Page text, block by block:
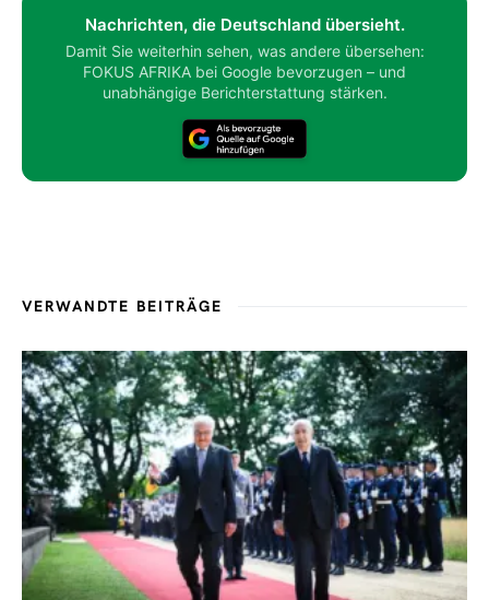
Nachrichten, die Deutschland übersieht.
Damit Sie weiterhin sehen, was andere übersehen:
FOKUS AFRIKA bei Google bevorzugen – und
unabhängige Berichterstattung stärken.
VERWANDTE BEITRÄGE